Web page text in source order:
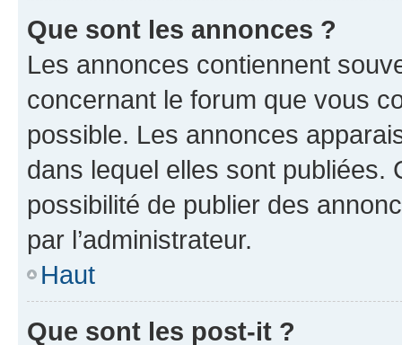
Que sont les annonces ?
Les annonces contiennent
concernant le forum que vous
possible. Les annonces
dans lequel elles sont publiées.
possibilité de publier des
par l’administrateur.
Haut
Que sont les post-it ?